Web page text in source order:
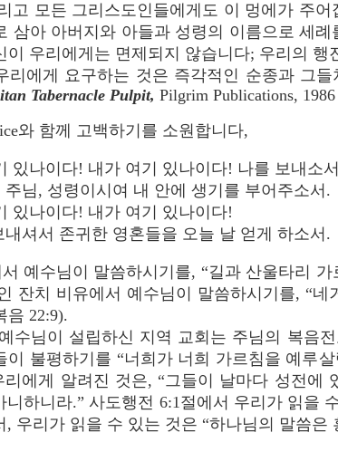
고 모든 그리스도인들에게도 이 멍에가 주
삼아 아버지와 아들과 성령의 이름으로 세
이 우리에게는 면제되지 않습니다; 우리의 행
리에게 요구하는 것은 즉각적인 순종과 그들
Tabernacle Pulpit, Pilgrim Publications,
와 함께 고백하기를 소원합니다,
있나이다! 내가 여기 있나이다! 나를 보내소
님, 성령이시여 내 안에 생기를 부어주소서.
있나이다! 내가 여기 있나이다!
셔서 존귀한 영혼들을 오늘 날 얻게 하소서.
예수님이 말씀하시기를, “길과 산울타리
잔치 비유에서 예수님이 말씀하시기를, “
음 22:9).
수님이 설립하신 지역 교회는 주님의 복음
이 불평하기를 “너희가 너희 가르침을 예루
리에게 알려진 것은, “그들이 날마다 성전
니하니라.” 사도행전 6:1절에서 우리가 읽을
, 우리가 읽을 수 있는 것은 “하나님의 말씀은